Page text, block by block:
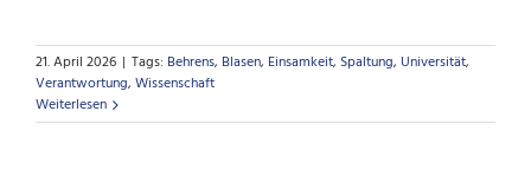
21. April 2026 | Tags: Behrens, Blasen, Einsamkeit, Spaltung, Universität,
Verantwortung, Wissenschaft
Weiterlesen